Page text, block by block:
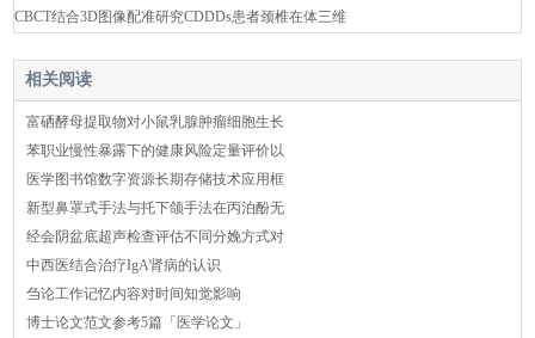
CBCT结合3D图像配准研究CDDDs患者颈椎在体三维
相关阅读
富硒酵母提取物对小鼠乳腺肿瘤细胞生长
苯职业慢性暴露下的健康风险定量评价以
医学图书馆数字资源长期存储技术应用框
新型鼻罩式手法与托下颌手法在丙泊酚无
经会阴盆底超声检查评估不同分娩方式对
中西医结合治疗IgA肾病的认识
刍论工作记忆内容对时间知觉影响
博士论文范文参考5篇「医学论文」